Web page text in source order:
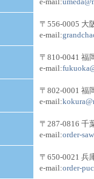
〒556-0005 大
e-mail:
〒810-0041 福
e-mail:
〒802-0001 福
e-mail:
〒287-0816 千
e-mail:order-
〒650-0021 兵
e-mail:order-